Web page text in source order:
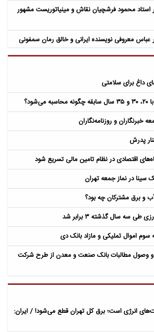
استاد محمود فرشچیان نقاش و مینیاتوریست مشهور
عباس معروفی نویسنده ایرانی و خالق رمان سمفونی
داغ برای سلامتی
خبرنگاران و روزنامه‌نگاران
پدرش
اقتصادی در نظام تامین مالی تسریع شود
سینا در نماز جمعه تهران
و برق مشترکان چه بود؟
سه سال گذشته ۳ برابر شد
سوم اموال تملیکی و مازاد بانک دی
و وصول مطالبات بانک صنعت و معدن از طرح شرکت
انرژی است؛ برق کل تهران قطع می‌شود! / ایران: